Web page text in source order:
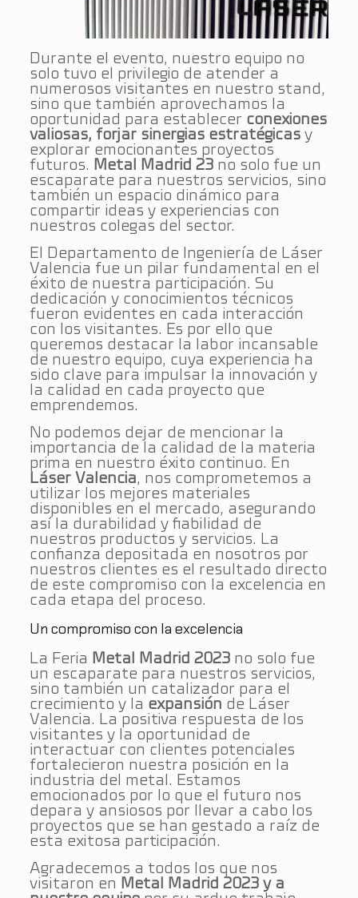
Durante el evento, nuestro equipo no
solo tuvo el privilegio de atender a
numerosos visitantes en nuestro stand,
sino que también aprovechamos la
oportunidad para establecer conexiones
valiosas, forjar sinergias estratégicasy
explorar emocionantes proyectos
futuros. Metal Madrid 23no solo fue un
escaparate para nuestros servicios, sino
también un espacio dinámico para
compartir ideas y experiencias con
nuestros colegas del sector.
El Departamento de Ingeniería de Láser
Valencia fue un pilar fundamental en el
éxito de nuestra participación. Su
dedicación y conocimientos técnicos
fueron evidentes en cada interacción
con los visitantes. Es por ello que
queremos destacar la labor incansable
de nuestro equipo, cuya experiencia ha
sido clave para impulsar la innovación y
la calidad en cada proyecto que
emprendemos.
No podemos dejar de mencionar la
importancia de la calidad de la materia
prima en nuestro éxito continuo. En
Láser Valencia, nos comprometemos a
utilizar los mejores materiales
disponibles en el mercado, asegurando
así la durabilidad y fiabilidad de
nuestros productos y servicios. La
confianza depositada en nosotros por
nuestros clientes es el resultado directo
de este compromiso con la excelencia en
cada etapa del proceso.
Un compromiso con la excelencia
La Feria Metal Madrid 2023no solo fue
un escaparate para nuestros servicios,
sino también un catalizador para el
crecimiento y la expansión de Láser
Valencia. La positiva respuesta de los
visitantes y la oportunidad de
interactuar con clientes potenciales
fortalecieron nuestra posición en la
industria del metal. Estamos
emocionados por lo que el futuro nos
depara y ansiosos por llevar a cabo los
proyectos que se han gestado a raíz de
esta exitosa participación.
Agradecemos a todos los que nos
visitaron en Metal Madrid 2023 y a